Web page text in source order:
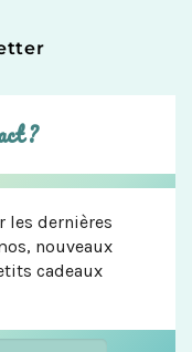
?
les dernières
nouveaux
cadeaux